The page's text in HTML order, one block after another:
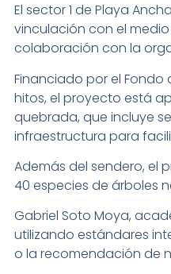
El sector 1 de Playa
vinculación con el medio
colaboración con la
Financiado por el Fondo
hitos, el proyecto está
quebrada, que incluye
infraestructura para
Además del sendero,
40 especies de árboles
Gabriel Soto Moya,
utilizando estándares
o la recomendación de